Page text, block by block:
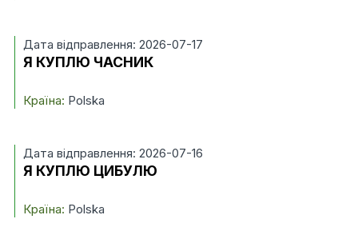
Дата відправлення: 2026-07-17
Я КУПЛЮ ЧАСНИК
Країна: Polska
Дата відправлення: 2026-07-16
Я КУПЛЮ ЦИБУЛЮ
Країна: Polska